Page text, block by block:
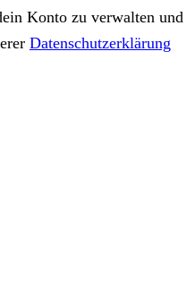
Konto zu verwalten und
Datenschutzerklärung